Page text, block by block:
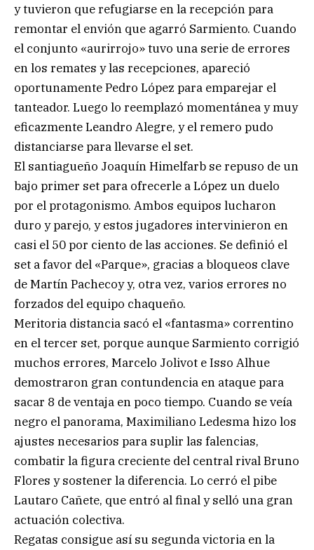
y tuvieron que refugiarse en la recepción para
remontar el envión que agarró Sarmiento. Cuando
el conjunto «aurirrojo» tuvo una serie de errores
en los remates y las recepciones, apareció
oportunamente Pedro López para emparejar el
tanteador. Luego lo reemplazó momentánea y muy
eficazmente Leandro Alegre, y el remero pudo
distanciarse para llevarse el set.
El santiagueño Joaquín Himelfarb se repuso de un
bajo primer set para ofrecerle a López un duelo
por el protagonismo. Ambos equipos lucharon
duro y parejo, y estos jugadores intervinieron en
casi el 50 por ciento de las acciones. Se definió el
set a favor del «Parque», gracias a bloqueos clave
de Martín Pachecoy y, otra vez, varios errores no
forzados del equipo chaqueño.
Meritoria distancia sacó el «fantasma» correntino
en el tercer set, porque aunque Sarmiento corrigió
muchos errores, Marcelo Jolivot e Isso Alhue
demostraron gran contundencia en ataque para
sacar 8 de ventaja en poco tiempo. Cuando se veía
negro el panorama, Maximiliano Ledesma hizo los
ajustes necesarios para suplir las falencias,
combatir la figura creciente del central rival Bruno
Flores y sostener la diferencia. Lo cerró el pibe
Lautaro Cañete, que entró al final y selló una gran
actuación colectiva.
Regatas consigue así su segunda victoria en la